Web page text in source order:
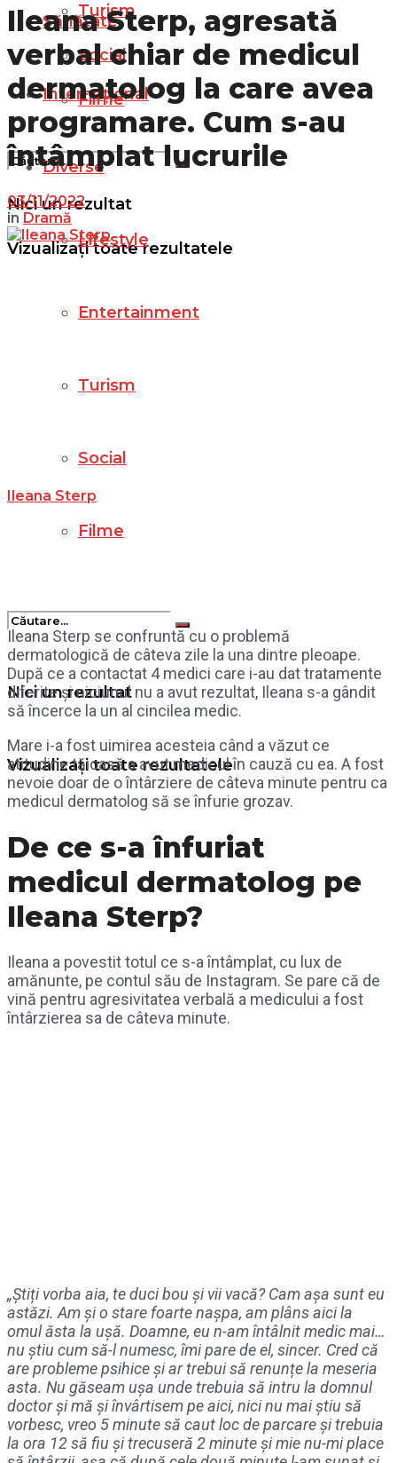
Turism
Social
Filme
Nici un rezultat
Vizualizați toate rezultatele
Sănătate
Internațional
Diverse
Lifestyle
Entertainment
Turism
Social
Filme
Nici un rezultat
Vizualizați toate rezultatele
Ileana Sterp, agresată
verbal chiar de medicul
dermatolog la care avea
programare. Cum s-au
întâmplat lucrurile
03/11/2022
in Dramă
Ileana Sterp
Ileana Sterp se confruntă cu o problemă
dermatologică de câteva zile la una dintre pleoape.
După ce a contactat 4 medici care i-au dat tratamente
diferite și niciunul nu a avut rezultat, Ileana s-a gândit
să încerce la un al cincilea medic.
Mare i-a fost uimirea acesteia când a văzut ce
atitudine tăioasă a avut medicul în cauză cu ea. A fost
nevoie doar de o întârziere de câteva minute pentru ca
medicul dermatolog să se înfurie grozav.
De ce s-a înfuriat
medicul dermatolog pe
Ileana Sterp?
Ileana a povestit totul ce s-a întâmplat, cu lux de
amănunte, pe contul său de Instagram. Se pare că de
vină pentru agresivitatea verbală a medicului a fost
întârzierea sa de câteva minute.
„Știți vorba aia, te duci bou și vii vacă? Cam așa sunt eu
astăzi. Am și o stare foarte nașpa, am plâns aici la
omul ăsta la ușă. Doamne, eu n-am întâlnit medic mai…
nu știu cum să-l numesc, îmi pare de el, sincer. Cred că
are probleme psihice și ar trebui să renunțe la meseria
asta. Nu găseam ușa unde trebuia să intru la domnul
doctor și mă și învârtisem pe aici, nici nu mai știu să
vorbesc, vreo 5 minute să caut loc de parcare și trebuia
la ora 12 să fiu și trecuseră 2 minute și mie nu-mi place